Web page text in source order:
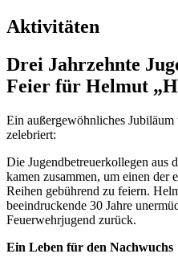
Aktivitäten
Drei Jahrzehnte
Feier für Helmut
Ein außergewöhnliches
zelebriert:
Die Jugendbetreuerkollegen aus
kamen zusammen, um einen der
Reihen gebührend zu feiern.
beeindruckende 30 Jahre
Feuerwehrjugend zurück.
Ein Leben für den Nachwuchs